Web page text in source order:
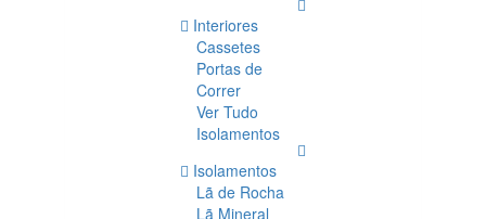
Interiores
Cassetes
Portas de
Correr
Ver Tudo
Isolamentos
Isolamentos
Lã de Rocha
Lã Mineral